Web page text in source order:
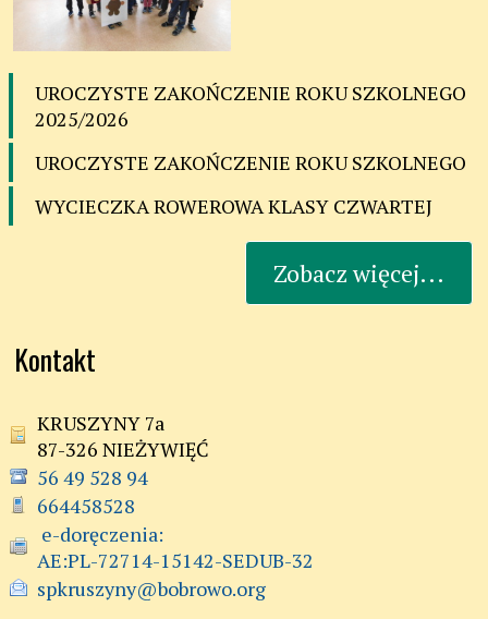
UROCZYSTE ZAKOŃCZENIE ROKU SZKOLNEGO
2025/2026
UROCZYSTE ZAKOŃCZENIE ROKU SZKOLNEGO
WYCIECZKA ROWEROWA KLASY CZWARTEJ
Zobacz więcej...
Kontakt
KRUSZYNY 7a
87-326 NIEŻYWIĘĆ
56 49 528 94
664458528
AE:PL-72714-15142-SEDUB-32
spkruszyny@bobrowo.org